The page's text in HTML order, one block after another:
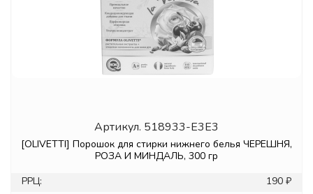
Артикул. 518933-E3E3
[OLIVETTI] Порошок для стирки нижнего белья ЧЕРЕШНЯ,
РОЗА И МИНДАЛЬ, 300 гр
РРЦ:
190 ₽